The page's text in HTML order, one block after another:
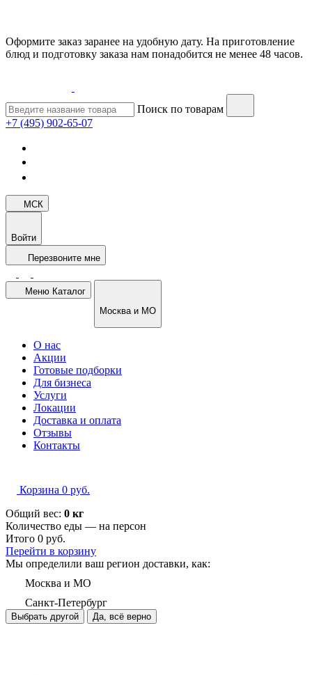
Оформите заказ заранее на удобную дату. На приготовление
блюд и подготовку заказа нам понадобится не менее 48 часов.
Поиск по товарам
+7 (495) 902-65-07
МСК
Войти
Перезвоните мне
Меню Каталог
Москва и МО
О нас
Акции
Готовые подборки
Для бизнеса
Услуги
Локации
Доставка и оплата
Отзывы
Контакты
Корзина 0 руб.
Общий вес: 0 кг
Количество еды — на персон
Итого 0 руб.
Перейти в корзину
Мы определили ваш регион доставки, как:
Москва и МО
Санкт-Петербург
Выбрать другой Да, всё верно